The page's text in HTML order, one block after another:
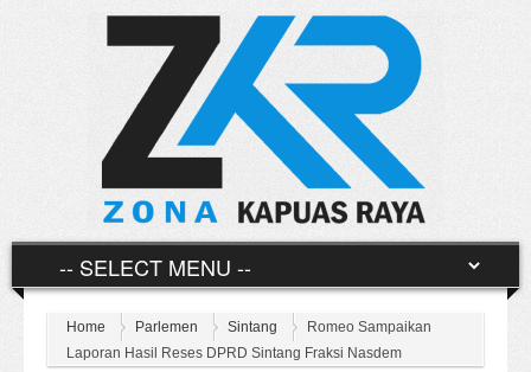
Home Parlemen Sintang
Romeo Sampaikan
Laporan Hasil Reses DPRD Sintang Fraksi Nasdem